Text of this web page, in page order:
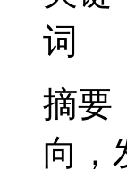
摘要
向，